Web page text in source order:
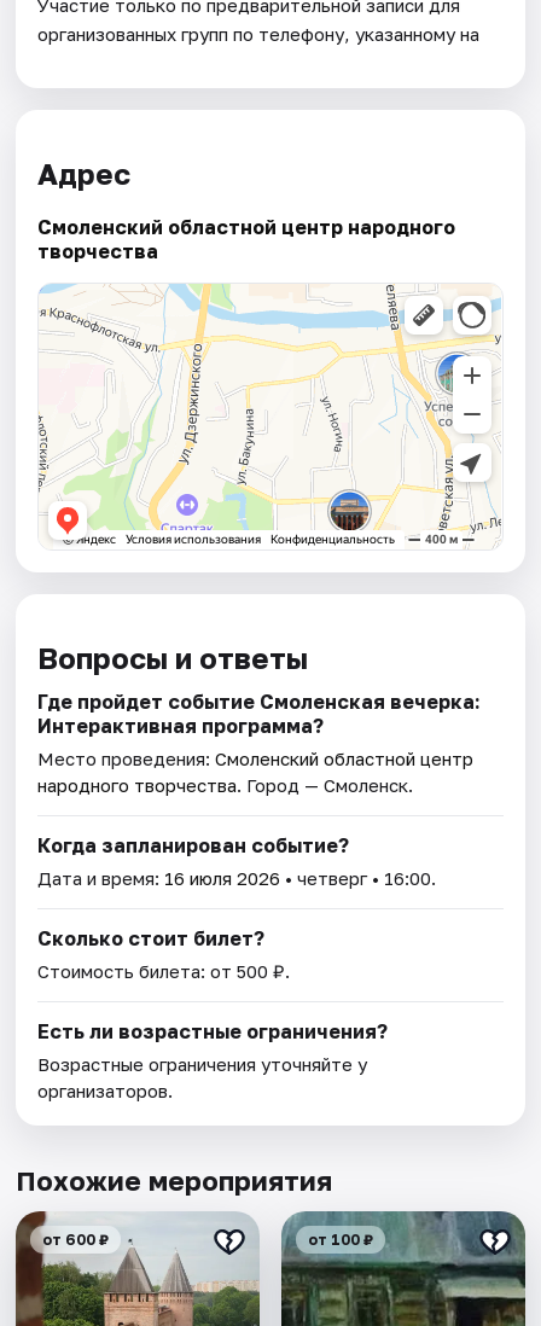
Участие только по предварительной записи для
организованных групп по телефону, указанному на
Адрес
Смоленский областной центр народного
творчества
Вопросы и ответы
Где пройдет событие Смоленская вечерка:
Интерактивная программа?
Место проведения:Смоленский областной центр
народного творчества. Город — Смоленск.
Когда запланирован событие?
Дата и время: 16 июля 2026 • четверг • 16:00.
Сколько стоит билет?
Стоимость билета: от 500 ₽.
Есть ли возрастные ограничения?
Возрастные ограничения уточняйте у
организаторов.
Похожие мероприятия
от 600 ₽ от 100 ₽